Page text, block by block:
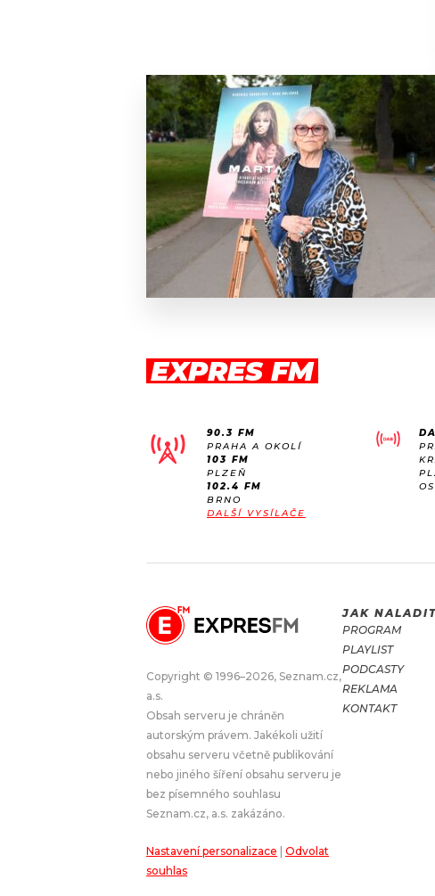
EXPRES FM
90.3 FM
PRAHA A OKOLÍ
103 FM
PLZEŇ
102.4 FM
BRNO
DALŠÍ VYSÍLAČE
Copyright © 1996–2026, Seznam.cz,
a.s.
Obsah serveru je chráněn
autorským právem. Jakékoli užití
obsahu serveru včetně publikování
nebo jiného šíření obsahu serveru je
bez písemného souhlasu
Seznam.cz, a.s. zakázáno.
Nastavení personalizace
Odvolat
souhlas
JAK
PROGRAM
PLAYLIST
PODCASTY
REKLAMA
KONTAKT